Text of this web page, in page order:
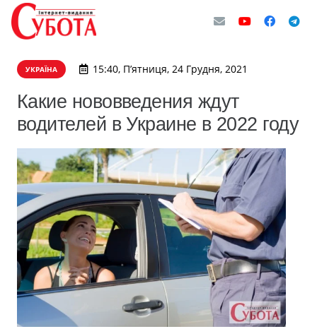
УКРАЇНА 15:40, П’ятниця, 24 Грудня, 2021
Какие нововведения ждут
водителей в Украине в 2022 году